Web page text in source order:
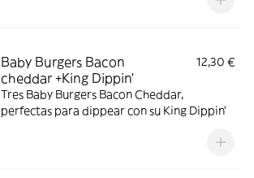
Baby Burgers Bacon
cheddar +King Dippin’
12,30 €
Tres Baby Burgers Bacon Cheddar,
perfectas para dippear con su King Dippin’